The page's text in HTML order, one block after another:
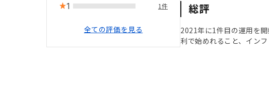
1 1件
全ての評価を見る
総評
2021年に1件目の運用を
利で始めれること、イン